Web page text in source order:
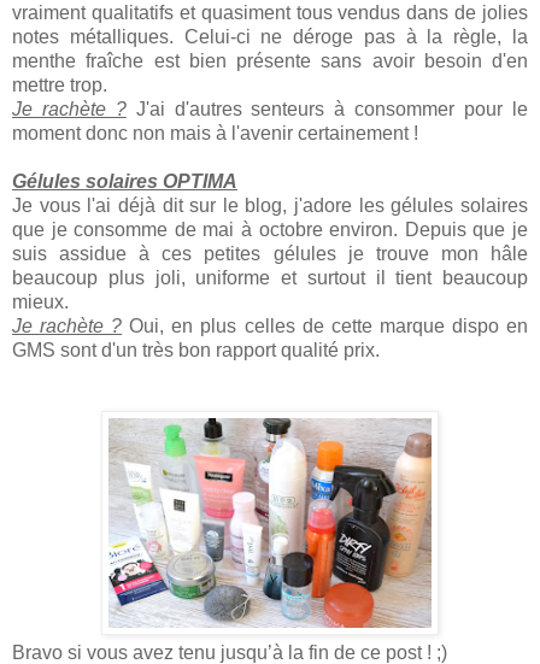
vraiment qualitatifs et quasiment tous vendus dans de jolies
notes métalliques. Celui-ci ne déroge pas à la règle, la
menthe fraîche est bien présente sans avoir besoin d'en
mettre trop.
Je rachète ?J'ai d'autres senteurs à consommer pour le
moment donc non mais à l'avenir certainement !
Gélules solaires OPTIMA
Je vous l'ai déjà dit sur le blog, j'adore les gélules solaires
que je consomme de mai à octobre environ. Depuis que je
suis assidue à ces petites gélules je trouve mon hâle
beaucoup plus joli, uniforme et surtout il tient beaucoup
mieux.
Je rachète ? Oui, en plus celles de cette marque dispo en
GMS sont d'un très bon rapport qualité prix.
Bravo si vous avez tenu jusqu’à la fin de ce post ! ;)